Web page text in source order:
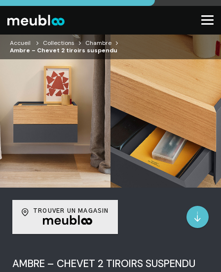
Accueil Collections
Chambre
Ambre – Chevet 2 tiroirs suspendu
TROUVER UN MAGASIN
AMBRE – CHEVET 2 TIROIRS SUSPENDU